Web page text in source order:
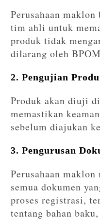
Perusahaan maklon
tim ahli untuk
produk tidak
dilarang oleh
2. Pengujian
Produk akan diuji
memastikan
sebelum diajukan
3. Pengurusan
Perusahaan
semua dokumen
proses registrasi,
tentang bahan